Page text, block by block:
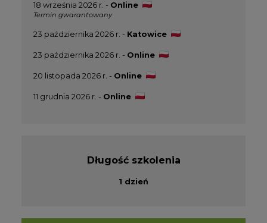
18 września 2026 r. - Online
Termin gwarantowany
23 października 2026 r. - Katowice
23 października 2026 r. - Online
20 listopada 2026 r. - Online
11 grudnia 2026 r. - Online
Długość szkolenia
1 dzień